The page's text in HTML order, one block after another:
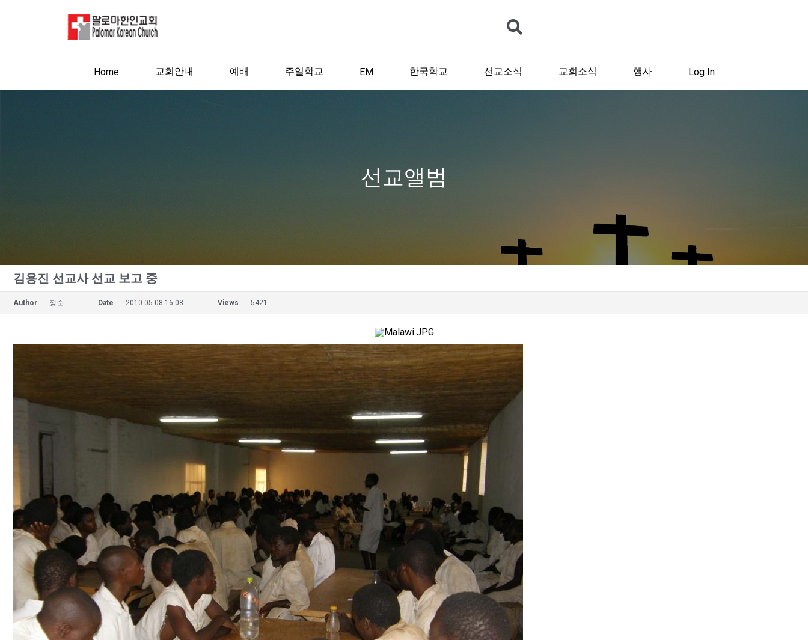
Home 교회안내 예배 주일학교 EM 한국학교 선교소식 교회소식 행사 Log In
선교앨범
김용진 선교사 선교 보고 중
Author 정순 Date 2010-05-08 16:08 Views 5421